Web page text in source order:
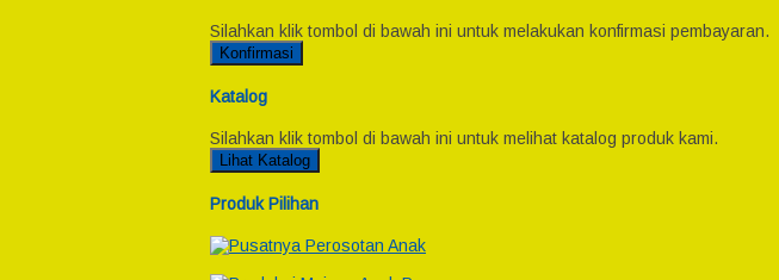
Silahkan klik tombol di bawah ini untuk melakukan konfirmasi pembayaran.
Konfirmasi
Katalog
Silahkan klik tombol di bawah ini untuk melihat katalog produk kami.
Lihat Katalog
Produk Pilihan